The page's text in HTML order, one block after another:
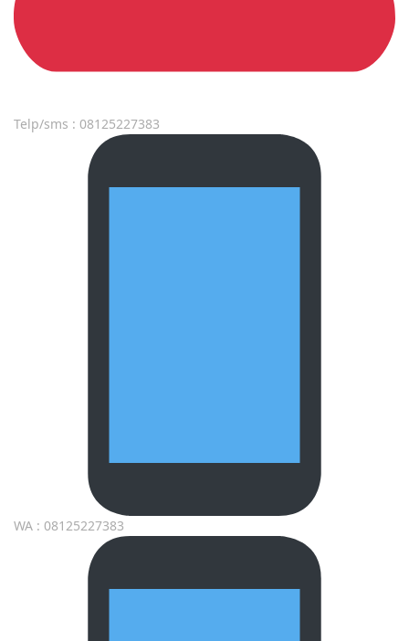
Telp/sms : 08125227383
WA : 08125227383